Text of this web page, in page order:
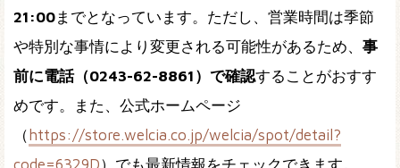
21:00までとなっています。ただし、営業時間は季節
や特別な事情により変更される可能性があるため、 事
前に電話（0243-62-8861）で確認することがおすす
めです。また、公式ホームページ
（ https://store.welcia.co.jp/welcia/spot/detail?